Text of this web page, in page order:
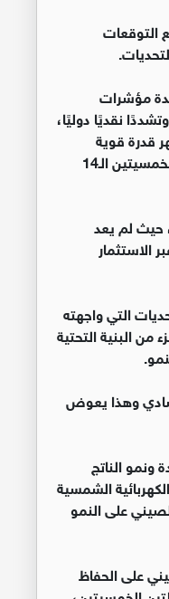
خلال العام 2025 جاء متماشيا مع التوقعات
التل إن تحقيق الصين لهدف النمو في 2025 يحمل عدة مؤشرات
نقديًا دوليًا،
قدرة قوية
للاقتصاد الصيني على امتصاص الصدمات الخارجية، كما يؤكد نجاح الانتقال المنظم بين الخطتين الخمسيتين الـ14
حيث لم يعد
التي واجهته
في جزء من البنية التحتية
وهذا يعوض
كما الزيادة ونمو الناتج
الشمسية
على النمو
على الحفاظ